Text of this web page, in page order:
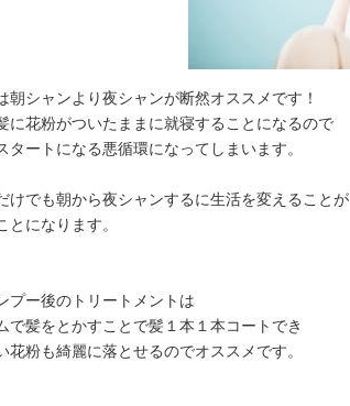
シャンより夜シャンが断然オススメです！
に花粉がついたままに就寝することになるので
タートになる悪循環になってしまいます。
けでも朝から夜シャンするに生活を変えることが
になります。
ー後のトリートメントは
で髪をとかすことで髪１本１本コートでき
花粉も綺麗に落とせるのでオススメです。